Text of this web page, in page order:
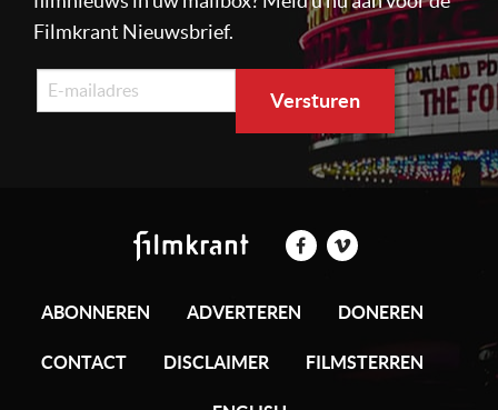
Filmkrant Nieuwsbrief.
ABONNEREN ADVERTEREN DONEREN
CONTACT DISCLAIMER FILMSTERREN